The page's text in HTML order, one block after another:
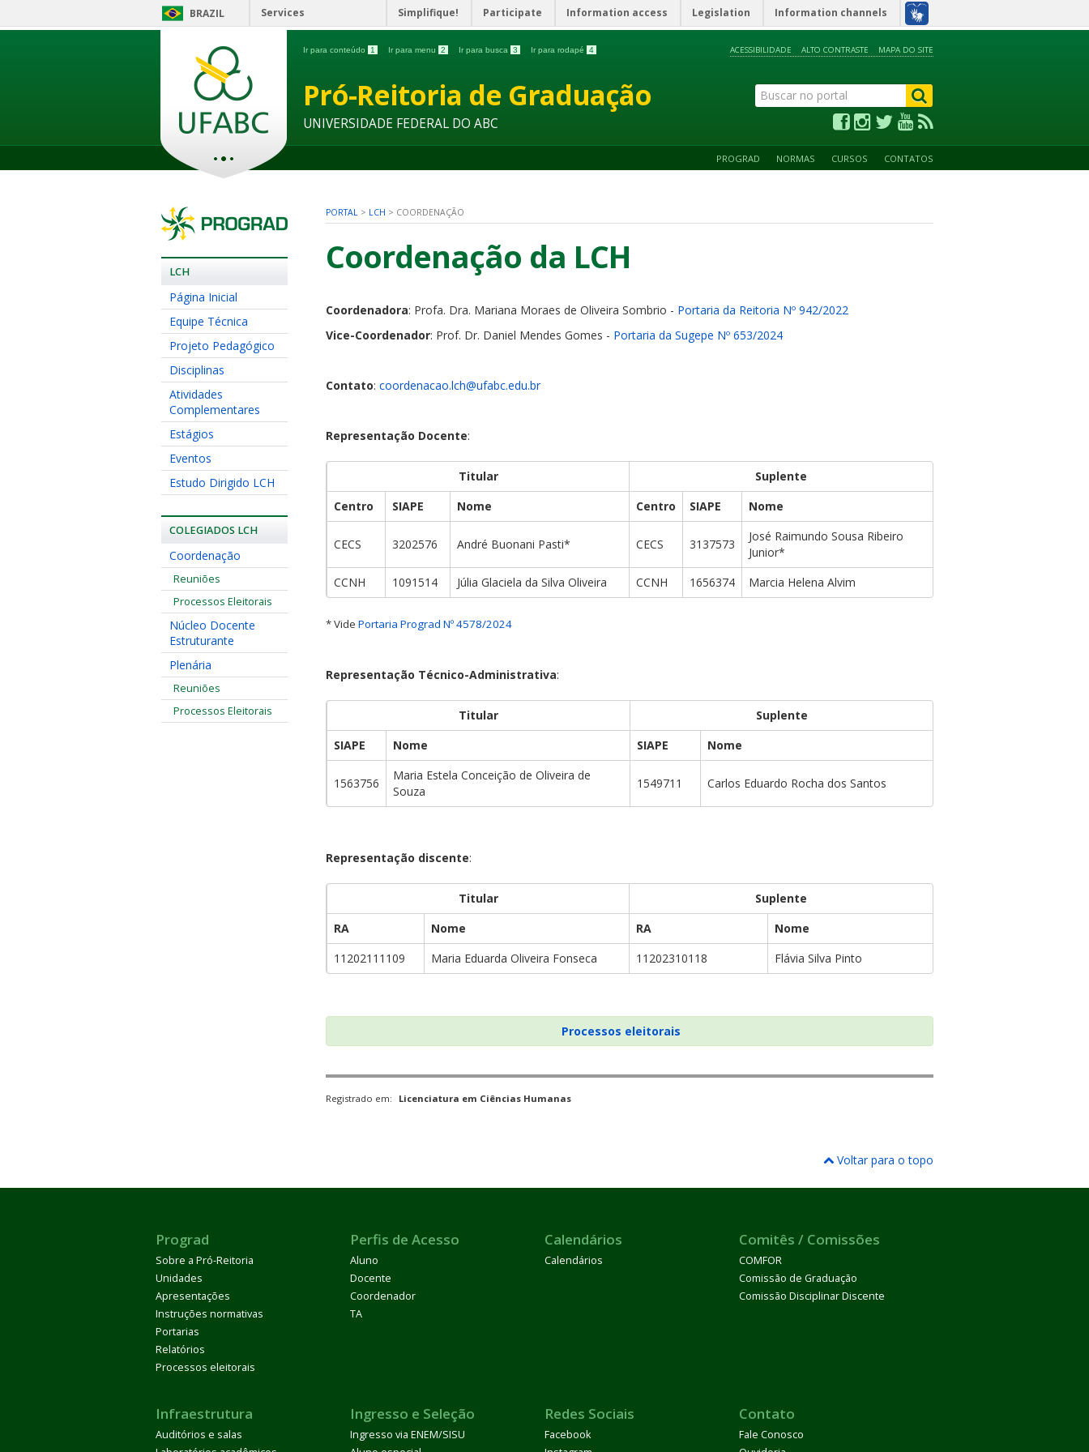
BRAZIL Services Simplifique! Participate Information access Legislation Information channels
Ir para conteúdo 1 Ir para menu 2 Ir para busca 3 Ir para rodapé 4 ACESSIBILIDADE ALTO CONTRASTE MAPA DO SITE
Pró-Reitoria de Graduação
UNIVERSIDADE FEDERAL DO ABC
PROGRAD NORMAS CURSOS CONTATOS
LCH
Página Inicial
Equipe Técnica
Projeto Pedagógico
Disciplinas
Atividades
Complementares
Estágios
Eventos
Estudo Dirigido LCH
COLEGIADOS LCH
Coordenação
Reuniões
Processos Eleitorais
Núcleo Docente
Estruturante
Plenária
Reuniões
Processos Eleitorais
PORTAL > LCH > COORDENAÇÃO
Coordenação da LCH
Coordenadora: Profa. Dra. Mariana Moraes de Oliveira Sombrio - Portaria da Reitoria Nº 942/2022
Vice-Coordenador: Prof. Dr. Daniel Mendes Gomes - Portaria da Sugepe Nº 653/2024
Contato: coordenacao.lch@ufabc.edu.br
Representação Docente:
Titular
Suplente
Centro
SIAPE Nome Centro SIAPE Nome
CECS 3202576 André Buonani Pasti* CECS 3137573
José Raimundo Sousa Ribeiro
Junior*
CCNH
1091514 Júlia Glaciela da Silva Oliveira CCNH 1656374 Marcia Helena Alvim
* Vide Portaria Prograd Nº 4578/2024
Representação Técnico-Administrativa:
Titular
Suplente
SIAPE
Nome SIAPE Nome
1563756
Maria Estela Conceição de Oliveira de
Souza
1549711 Carlos Eduardo Rocha dos Santos
Representação discente:
Titular
Suplente
RA
Nome RA
Nome
11202111109
Maria Eduarda Oliveira Fonseca 11202310118 Flávia Silva Pinto
Processos eleitorais
Registrado em: Licenciatura em Ciências Humanas
Voltar para o topo
Prograd
Sobre a Pró-Reitoria
Unidades
Apresentações
Instruções normativas
Portarias
Relatórios
Processos eleitorais
Perfis de Acesso
Aluno
Docente
Coordenador
TA
Calendários
Calendários
Comitês / Comissões
COMFOR
Comissão de Graduação
Comissão Disciplinar Discente
Infraestrutura
Auditórios e salas
Ingresso e Seleção
Ingresso via ENEM/SISU
Redes Sociais
Facebook
Contato
Fale Conosco